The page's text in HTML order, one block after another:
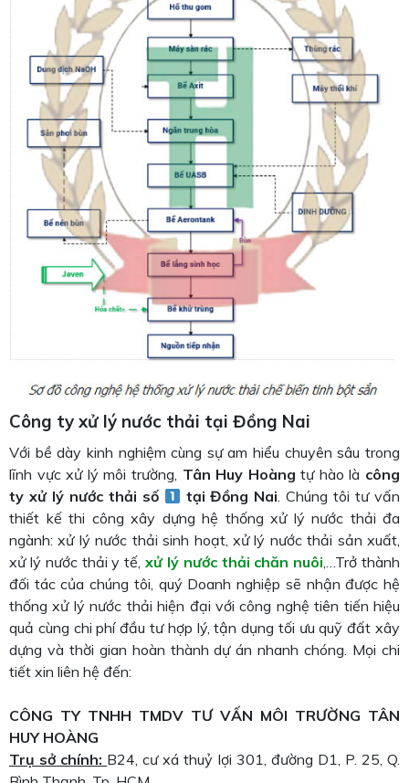
Công ty xử lý nước thải tại Đồng Nai
Với bề dày kinh nghiệm cùng sự am hiểu chuyên sâu trong
lĩnh vực xử lý môi trường, Tân Huy Hoàng tự hào là công
ty xử lý nước thải số tại Đồng Nai. Chúng tôi tư vấn
thiết kế thi công xây dựng hệ thống xử lý nước thải đa
ngành: xử lý nước thải sinh hoạt, xử lý nước thải sản xuất,
xử lý nước thải y tế, xử lý nước thải chăn nuôi,…Trở thành
đối tác của chúng tôi, quý Doanh nghiệp sẽ nhận được hệ
thống xử lý nước thải hiện đại với công nghệ tiên tiến hiệu
quả cùng chi phí đầu tư hợp lý, tận dụng tối ưu quỹ đất xây
dựng và thời gian hoàn thành dự án nhanh chóng. Mọi chi
tiết xin liên hệ đến:
CÔNG TY TNHH TMDV TƯ VẤN MÔI TRƯỜNG TÂN
HUY HOÀNG
Trụ sở chính: B24, cư xá thuỷ lợi 301, đường D1, P. 25, Q.